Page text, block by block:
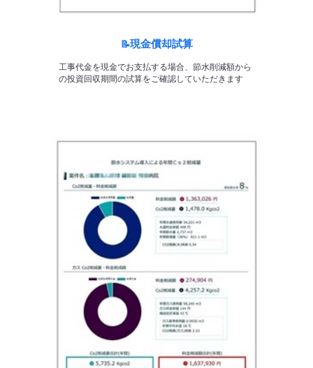
📝現金償却試算
工事代金を現金でお支払する場合、節水削減額から
の投資回収期間の試算をご確認していただきます